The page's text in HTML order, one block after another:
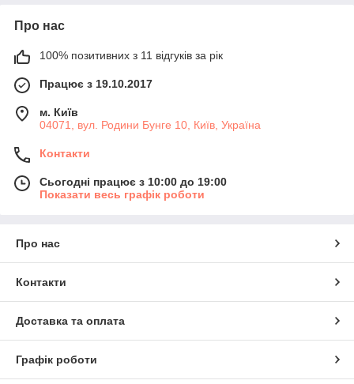
Про нас
100% позитивних з 11 відгуків за рік
Працює з 19.10.2017
м. Київ
04071, вул. Родини Бунге 10, Київ, Україна
Контакти
Сьогодні працює з 10:00 до 19:00
Показати весь графік роботи
Про нас
Контакти
Доставка та оплата
Графік роботи